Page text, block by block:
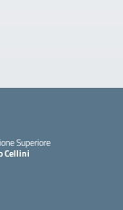
Superiore
Cellini